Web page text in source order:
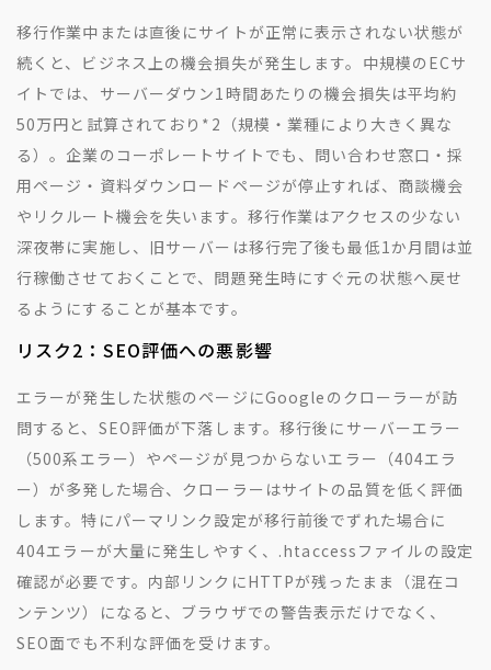
移行作業中または直後にサイトが正常に表示されない状態が
続くと、ビジネス上の機会損失が発生します。中規模のECサ
イトでは、サーバーダウン1時間あたりの機会損失は平均約
50万円と試算されており *2 （規模・業種により大きく異な
る）。企業のコーポレートサイトでも、問い合わせ窓口・採
用ページ・資料ダウンロードページが停止すれば、商談機会
やリクルート機会を失います。移行作業はアクセスの少ない
深夜帯に実施し、旧サーバーは移行完了後も最低1か月間は並
行稼働させておくことで、問題発生時にすぐ元の状態へ戻せ
るようにすることが基本です。
リスク2：SEO評価への悪影響
エラーが発生した状態のページにGoogleのクローラーが訪
問すると、SEO評価が下落します。移行後にサーバーエラー
（500系エラー）やページが見つからないエラー（404エラ
ー）が多発した場合、クローラーはサイトの品質を低く評価
します。特にパーマリンク設定が移行前後でずれた場合に
404エラーが大量に発生しやすく、.htaccessファイルの設定
確認が必要です。内部リンクにHTTPが残ったまま（混在コ
ンテンツ）になると、ブラウザでの警告表示だけでなく、
SEO面でも不利な評価を受けます。